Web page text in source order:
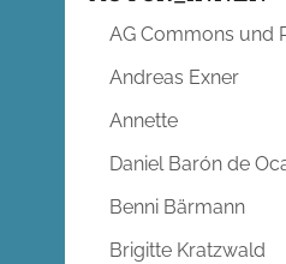
AG Commons und
Andreas Exner
Annette
Daniel Barón de
Benni Bärmann
Brigitte Kratzwald